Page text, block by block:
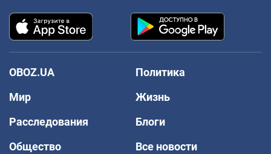
OBOZ.UA
Политика
Мир
Жизнь
Расследования
Блоги
Общество
Все новости